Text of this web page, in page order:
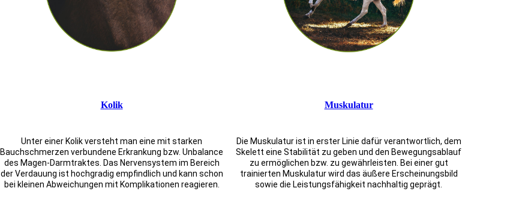
Kolik Muskulatur
Unter einer Kolik versteht man eine mit starken
Bauchschmerzen verbundene Erkrankung bzw. Unbalance
des Magen-Darmtraktes. Das Nervensystem im Bereich
der Verdauung ist hochgradig empfindlich und kann schon
bei kleinen Abweichungen mit Komplikationen reagieren.
Die Muskulatur ist in erster Linie dafür verantwortlich, dem
Skelett eine Stabilität zu geben und den Bewegungsablauf
zu ermöglichen bzw. zu gewährleisten. Bei einer gut
trainierten Muskulatur wird das äußere Erscheinungsbild
sowie die Leistungsfähigkeit nachhaltig geprägt.